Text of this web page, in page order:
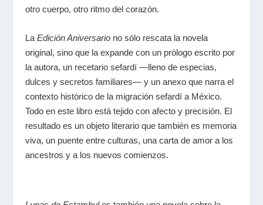
otro cuerpo, otro ritmo del corazón.
La Edición Aniversariono sólo rescata la novela
original, sino que la expande con un prólogo escrito por
la autora, un recetario sefardí —lleno de especias,
dulces y secretos familiares— y un anexo que narra el
contexto histórico de la migración sefardí a México.
Todo en este libro está tejido con afecto y precisión. El
resultado es un objeto literario que también es memoria
viva, un puente entre culturas, una carta de amor a los
ancestros y a los nuevos comienzos.